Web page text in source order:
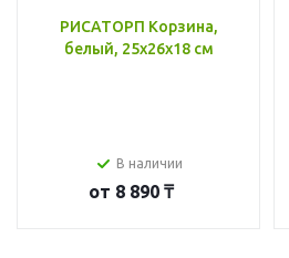
РИСАТОРП Корзина,
белый, 25x26x18 см
В наличии
от 8 890 ₸